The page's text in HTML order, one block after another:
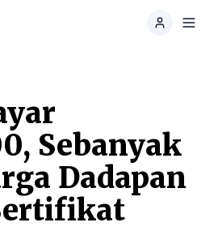
Sebanyak
Dadapan